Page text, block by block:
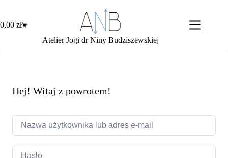
treści
Koszyk
0,00 zł
Atelier Jogi dr Niny Budziszewskiej
Hej! Witaj z powrotem!